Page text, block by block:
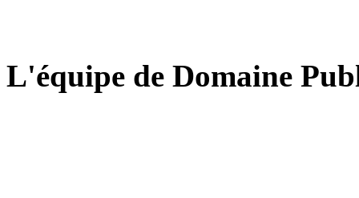
L'équipe de Domaine